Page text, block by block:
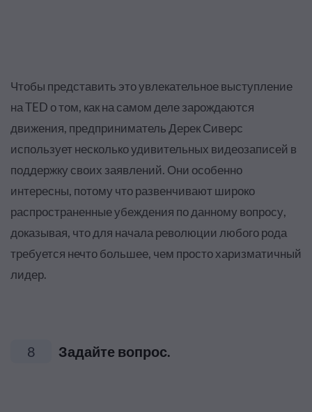
Чтобы представить это увлекательное выступление
на TED о том, как на самом деле зарождаются
движения, предприниматель Дерек Сиверс
использует несколько удивительных видеозаписей в
поддержку своих заявлений. Они особенно
интересны, потому что развенчивают широко
распространенные убеждения по данному вопросу,
доказывая, что для начала революции любого рода
требуется нечто большее, чем просто харизматичный
лидер.
8 Задайте вопрос.